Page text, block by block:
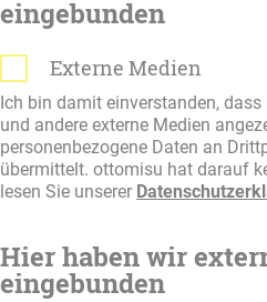
eingebunden
Externe Medien
Ich bin damit einverstanden,
und andere externe Medien
personenbezogene Daten an
übermittelt. ottomisu hat darauf
lesen Sie unserer
Hier haben wir
eingebunden